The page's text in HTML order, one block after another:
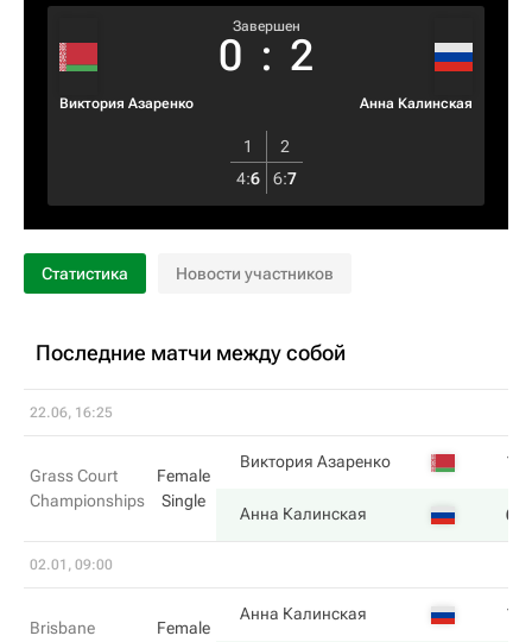
Виктория Азаренко
Завершен
0 : 2
Анна Калинская
1
2
4:6 6:7
Статистика Новости участников
Последние матчи между собой
22.06, 16:25
Grass Court
Championships
Female
Single
Виктория Азаренко 1
Анна Калинская 6
02.01, 09:00
Brisbane
Female
Анна Калинская 1